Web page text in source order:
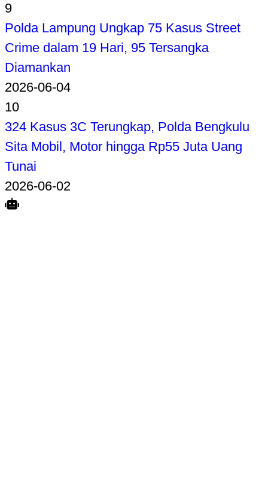
9
Polda Lampung Ungkap 75 Kasus Street
Crime dalam 19 Hari, 95 Tersangka
Diamankan
2026-06-04
10
324 Kasus 3C Terungkap, Polda Bengkulu
Sita Mobil, Motor hingga Rp55 Juta Uang
Tunai
2026-06-02